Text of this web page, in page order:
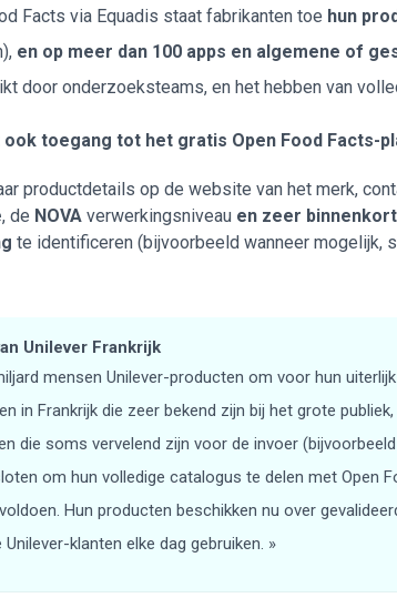
Facts via Equadis staat fabrikanten toe hun
en op meer dan 100 apps en algemene of
door onderzoeksteams, en het hebben van
toegang tot het gratis Open Food
productdetails op de website van het merk,
, de NOVA verwerkingsniveau en zeer
te identificeren (bijvoorbeeld wanneer mogelijk,
Unilever Frankrijk
mensen Unilever-producten om voor hun
in Frankrijk die zeer bekend zijn bij het grote
die soms vervelend zijn voor de invoer
om hun volledige catalogus te delen met Open
Hun producten beschikken nu over
klanten elke dag gebruiken. »